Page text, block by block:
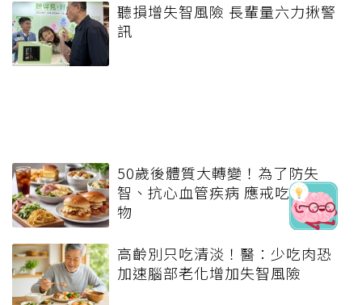
聽損增失智風險 長輩量六力揪警
訊
50歲後體質大轉變！為了防失
智、抗心血管疾病 應戒吃9種食
物
高齡別只吃清淡！醫：少吃肉恐
加速腦部老化增加失智風險